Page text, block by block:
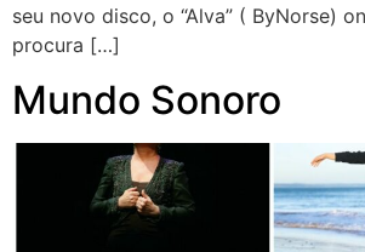
seu novo disco, o “Alva” ( ByNorse)
procura […]
Mundo Sonoro